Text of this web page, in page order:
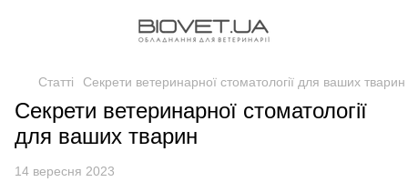
Статті Секрети ветеринарної стоматології для ваших тварин
Секрети ветеринарної стоматології
для ваших тварин
14 вересня 2023